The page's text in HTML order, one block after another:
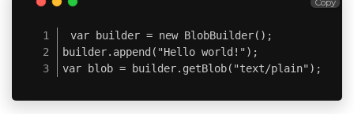
var builder = new BlobBuilder();
builder.append("Hello world!");
var blob = builder.getBlob("text/plain");
Copy